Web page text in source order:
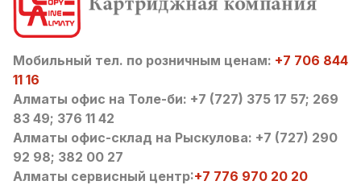
Мобильный тел. по розничным ценам: +7 706 844
11 16
Алматы офис на Толе-би: +7 (727) 375 17 57; 269
83 49; 376 11 42
Алматы офис-склад на Рыскулова: +7 (727) 290
92 98; 382 00 27
Алматы сервисный центр:+7 776 970 20 20